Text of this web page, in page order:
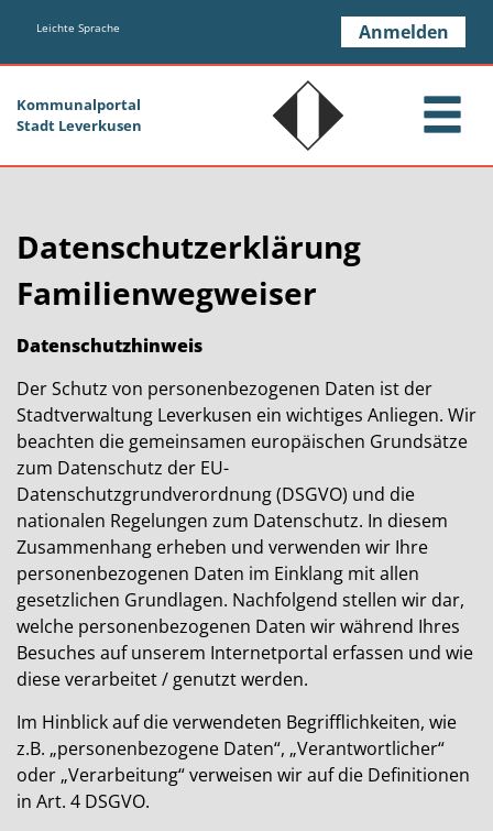
Zum Hauptinhalt springen
Leichte Sprache Anmelden
Kommunalportal
Stadt Leverkusen
Datenschutzerklärung
Familienwegweiser
Datenschutzhinweis
Der Schutz von personenbezogenen Daten ist der
Stadtverwaltung Leverkusen ein wichtiges Anliegen. Wir
beachten die gemeinsamen europäischen Grundsätze
zum Datenschutz der EU-
Datenschutzgrundverordnung (DSGVO) und die
nationalen Regelungen zum Datenschutz. In diesem
Zusammenhang erheben und verwenden wir Ihre
personenbezogenen Daten im Einklang mit allen
gesetzlichen Grundlagen. Nachfolgend stellen wir dar,
welche personenbezogenen Daten wir während Ihres
Besuches auf unserem Internetportal erfassen und wie
diese verarbeitet / genutzt werden.
Im Hinblick auf die verwendeten Begrifflichkeiten, wie
z.B. „personenbezogene Daten“, „Verantwortlicher“
oder „Verarbeitung“ verweisen wir auf die Definitionen
in Art. 4 DSGVO.